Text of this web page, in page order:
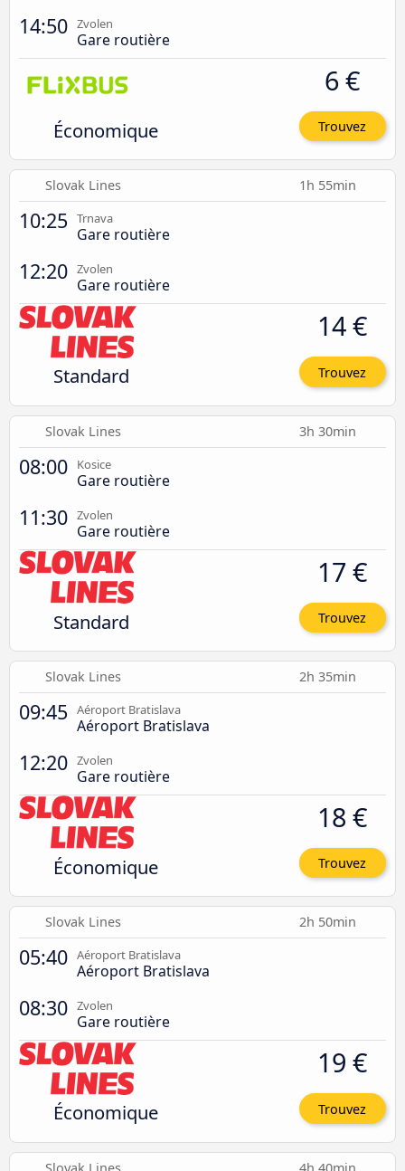
14:50 Zvolen
Gare routière
Économique
6 €
Trouvez
Slovak Lines 1h 55min
10:25 Trnava
Gare routière
12:20 Zvolen
Gare routière
Standard
14 €
Trouvez
Slovak Lines 3h 30min
08:00 Kosice
Gare routière
11:30 Zvolen
Gare routière
Standard
17 €
Trouvez
Slovak Lines 2h 35min
09:45 Aéroport Bratislava
Aéroport Bratislava
12:20 Zvolen
Gare routière
Économique
18 €
Trouvez
Slovak Lines 2h 50min
05:40 Aéroport Bratislava
Aéroport Bratislava
08:30 Zvolen
Gare routière
Économique
19 €
Trouvez